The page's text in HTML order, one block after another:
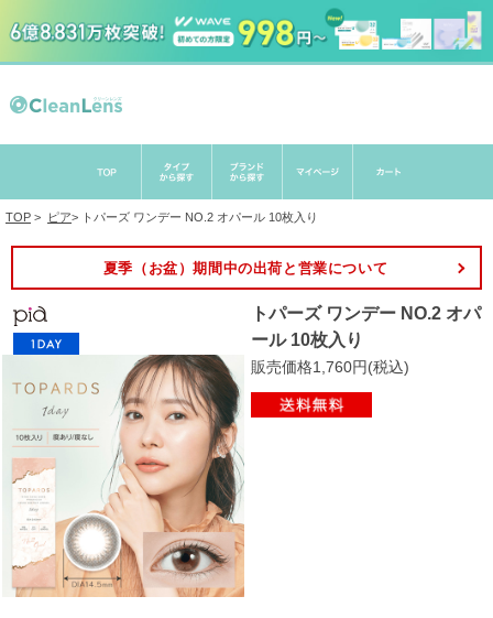
TOP > ピア> トパーズ ワンデー NO.2 オパール 10枚入り
夏季（お盆）期間中の出荷と営業について
トパーズ ワンデー NO.2 オパ
ール 10枚入り
販売価格1,760円(税込)